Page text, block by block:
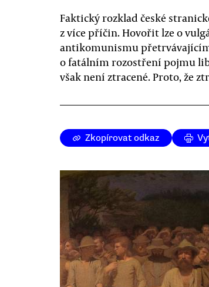
Faktický rozklad české
z více příčin. Hovořit lze o
antikomunismu
o fatálním rozostření pojmu
však není ztracené. Proto, že
Zkopírovat odkaz